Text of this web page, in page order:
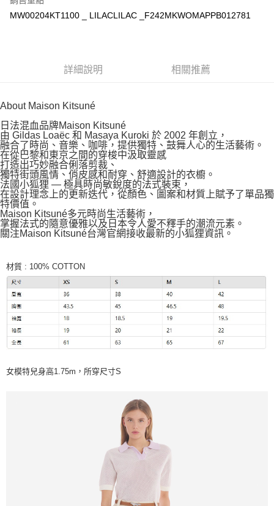
每筆NT$100，滿NT$3,000(含以上)免運費
MW00204KT1100 _ LILACLILAC _F242MKWOMAPPB012781
詳細說明 相關推薦
About Maison Kitsuné
日法混血品牌Maison Kitsuné
由 Gildas Loaëc 和 Masaya Kuroki 於 2002 年創立，
融合了時尚、音樂、咖啡，提供獨特、鼓舞人心的生活藝術。
在從巴黎和東京之間的穿梭中汲取靈感
打造出巧妙融合俐落剪裁、
獨特街頭風情、俏皮感和耐穿、舒適設計的衣櫥。
法國小狐狸 — 極具時尚敏銳度的法式裝束，
在設計理念上的更新迭代，從顏色、圖案和材質上賦予了單品獨
特價值。
Maison Kitsuné多元時尚生活藝術，
掌握法式的隨意優雅以及日本令人愛不釋手的潮流元素。
關注Maison Kitsuné台灣官網接收最新的小狐狸資訊。
材質 : 100% COTTON
女模特兒身高1.75m，所穿尺寸S